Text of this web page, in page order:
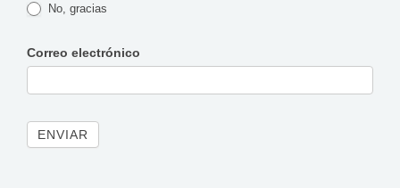
No, gracias
Correo electrónico
ENVIAR